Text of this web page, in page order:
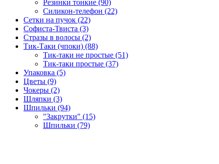
Резинки тонкие (90)
Силикон-телефон (22)
Сетки на пучок (22)
Софиста-Твиста (3)
Стразы в волосы (2)
Тик-Таки (чпоки) (88)
Тик-таки не простые (51)
Тик-таки простые (37)
Упаковка (5)
Цветы (9)
Чокеры (2)
Шляпки (3)
Шпильки (94)
"Закрутки" (15)
Шпильки (79)